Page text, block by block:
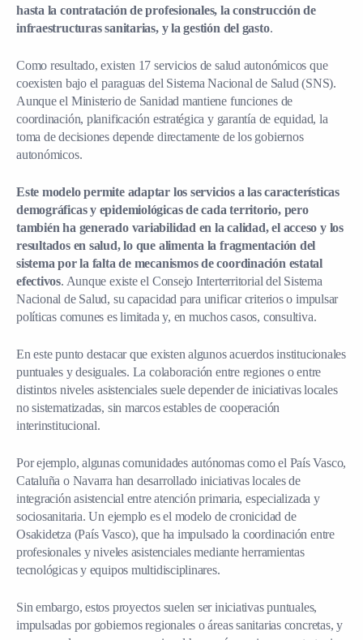
hasta la contratación de profesionales, la construcción de
infraestructuras sanitarias, y la gestión del gasto.
Como resultado, existen 17 servicios de salud autonómicos que
coexisten bajo el paraguas del Sistema Nacional de Salud (SNS).
Aunque el Ministerio de Sanidad mantiene funciones de
coordinación, planificación estratégica y garantía de equidad, la
toma de decisiones depende directamente de los gobiernos
autonómicos.
Este modelo permite adaptar los servicios a las características
demográficas y epidemiológicas de cada territorio, pero
también ha generado variabilidad en la calidad, el acceso y los
resultados en salud, lo que alimenta la fragmentación del
sistema por la falta de mecanismos de coordinación estatal
efectivos. Aunque existe el Consejo Interterritorial del Sistema
Nacional de Salud, su capacidad para unificar criterios o impulsar
políticas comunes es limitada y, en muchos casos, consultiva.
En este punto destacar que existen algunos acuerdos institucionales
puntuales y desiguales. La colaboración entre regiones o entre
distintos niveles asistenciales suele depender de iniciativas locales
no sistematizadas, sin marcos estables de cooperación
interinstitucional.
Por ejemplo, algunas comunidades autónomas como el País Vasco,
Cataluña o Navarra han desarrollado iniciativas locales de
integración asistencial entre atención primaria, especializada y
sociosanitaria. Un ejemplo es el modelo de cronicidad de
Osakidetza (País Vasco), que ha impulsado la coordinación entre
profesionales y niveles asistenciales mediante herramientas
tecnológicas y equipos multidisciplinares.
Sin embargo, estos proyectos suelen ser iniciativas puntuales,
impulsadas por gobiernos regionales o áreas sanitarias concretas, y